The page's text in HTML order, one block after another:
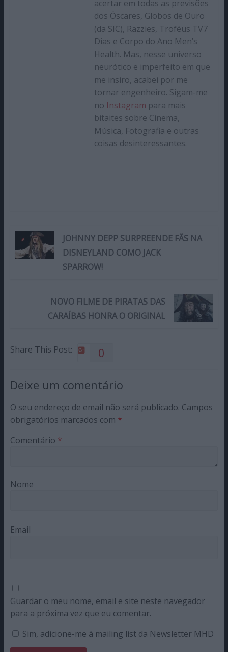
acertar em todas as previsões
dos Óscares, Globos de Ouro
(da SIC), Razzies, Troféus TV7
Dias e Corpo do Ano Men’s
Health. Mas, nesse universo
neurótico e imperfeito em que
me insiro, acabei por me
tornar engenheiro. Sigam-me
no Instagram para mais
bitaites sobre Cinema,
Música, Fotografia e outras
coisas desinteressantes.
JOHNNY DEPP SURPREENDE FÃS NA
DISNEYLAND COMO JACK
SPARROW!
NOVO FILME DE PIRATAS DAS
CARAÍBAS HONRA O ORIGINAL
Share This Post: 0
Deixe um comentário
O seu endereço de email não será publicado. Campos
obrigatórios marcados com *
Comentário *
Nome
Email
Guardar o meu nome, email e site neste navegador
para a próxima vez que eu comentar.
Sim, adicione-me à mailing list da Newsletter MHD